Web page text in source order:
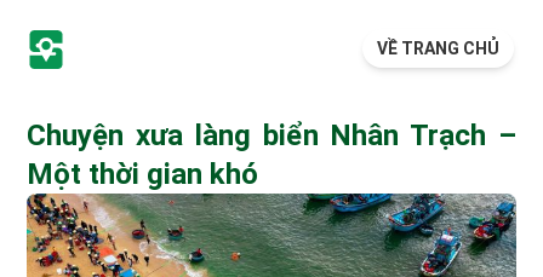
VỀ TRANG CHỦ
Chuyện xưa làng biển Nhân Trạch –
Một thời gian khó